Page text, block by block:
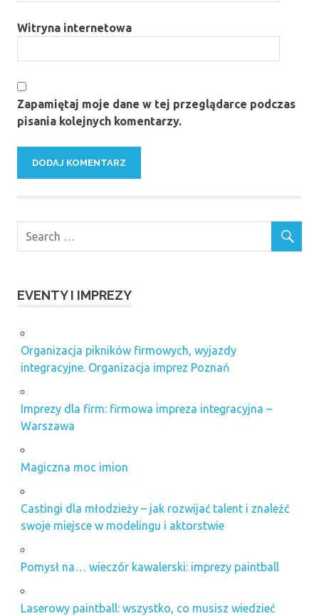
Witryna internetowa
Zapamiętaj moje dane w tej przeglądarce podczas
pisania kolejnych komentarzy.
EVENTY I IMPREZY
Organizacja pikników firmowych, wyjazdy
integracyjne. Organizacja imprez Poznań
Imprezy dla firm: firmowa impreza integracyjna –
Warszawa
Magiczna moc imion
Castingi dla młodzieży – jak rozwijać talent i znaleźć
swoje miejsce w modelingu i aktorstwie
Pomysł na… wieczór kawalerski: imprezy paintball
Laserowy paintball: wszystko, co musisz wiedzieć